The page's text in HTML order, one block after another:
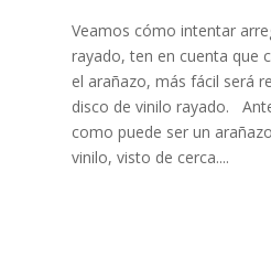
Veamos cómo intentar
rayado, ten en cuenta que
el arañazo, más fácil será
disco de vinilo rayado.
como puede ser un
vinilo, visto de cerca....